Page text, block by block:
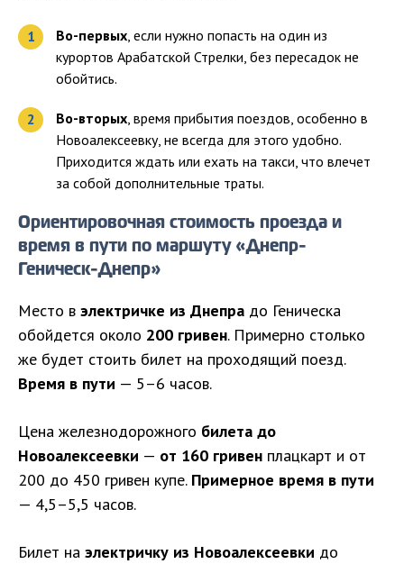
Во-первых , если нужно попасть на один из
курортов Арабатской Стрелки, без пересадок не
обойтись.
Во-вторых , время прибытия поездов, особенно в
Новоалексеевку, не всегда для этого удобно.
Приходится ждать или ехать на такси, что влечет
за собой дополнительные траты.
Ориентировочная стоимость проезда и
время в пути по маршуту «Днепр-
Геническ-Днепр»
Место в электричке из Днепра до Геническа
обойдется около 200 гривен. Примерно столько
же будет стоить билет на проходящий поезд.
Время в пути — 5–6 часов.
Цена железнодорожного билета до
Новоалексеевки — от 160 гривен плацкарт и от
200 до 450 гривен купе. Примерное время в пути
— 4,5–5,5 часов.
Билет на электричку из Новоалексеевки до